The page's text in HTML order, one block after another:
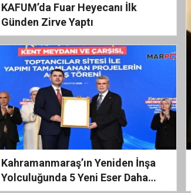
KAFUM’da Fuar Heyecanı İlk
Günden Zirve Yaptı
Kahramanmaraş’ın Yeniden İnşa
Yolculuğunda 5 Yeni Eser Daha